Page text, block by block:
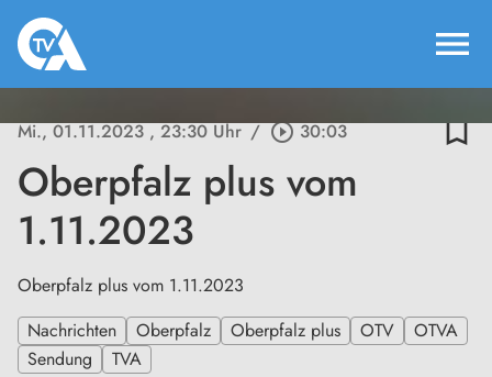
menu
Mi., 01.11.2023, 23:30 Uhr / play_circle_outline30:03 bookmark_border
Oberpfalz plus vom
1.11.2023
Oberpfalz plus vom 1.11.2023
Nachrichten
Oberpfalz Oberpfalz plus OTV
OTVA
Sendung
TVA